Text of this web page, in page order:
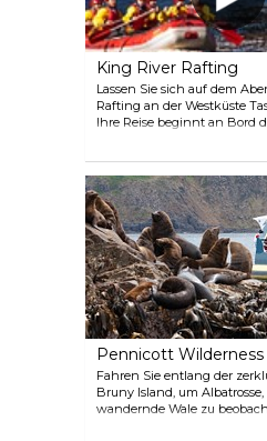
King River Rafting
Lassen Sie sich auf dem
Rafting an der Westküste
Ihre Reise beginnt an Bord
Coast Wilderness Railway,
und den Rafting-
Zug durch abgelegene
unglaubliche Landschaften
Ihre Reise eine rasante
tauschen Sie Komfort
Sie sich in die
River stürzen, der so schnell
Adrenalin. Unterwegs, wenn
erzählt Ihnen Ihr Guide
faszinierende Geschichte
Pennicott Wilderness
Fahren Sie entlang der
Bruny Island, um
wandernde Wale zu
Küste der Tasman-